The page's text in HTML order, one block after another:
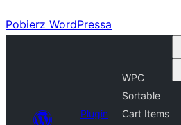
Pobierz WordPressa
Plugin
WPC
Sortable
Cart Items